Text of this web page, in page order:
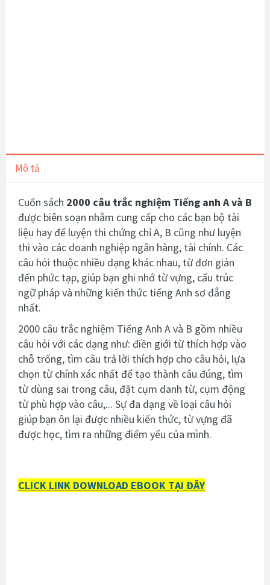
Mô tả
Cuốn sách 2000 câu trắc nghiệm Tiếng anh A và B
được biên soạn nhằm cung cấp cho các bạn bộ tài
liệu hay để luyện thi chứng chỉ A, B cũng như luyện
thi vào các doanh nghiệp ngân hàng, tài chính. Các
câu hỏi thuộc nhiều dạng khác nhau, từ đơn giản
đến phức tạp, giúp bạn ghi nhớ từ vựng, cấu trúc
ngữ pháp và những kiến thức tiếng Anh sơ đẳng
nhất.
2000 câu trắc nghiệm Tiếng Anh A và B gồm nhiều
câu hỏi với các dạng như: điền giới từ thích hợp vào
chỗ trống, tìm câu trả lời thích hợp cho câu hỏi, lựa
chọn từ chính xác nhất để tạo thành câu đúng, tìm
từ dùng sai trong câu, đặt cụm danh từ, cụm động
từ phù hợp vào câu,... Sự đa dạng về loại câu hỏi
giúp bạn ôn lại được nhiều kiến thức, từ vựng đã
được học, tìm ra những điểm yếu của mình.
CLICK LINK DOWNLOAD EBOOK TẠI ĐÂY